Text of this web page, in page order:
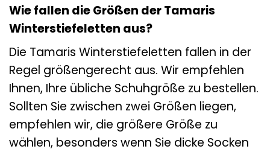
Wie fallen die Größen der Tamaris
Winterstiefeletten aus?
Die Tamaris Winterstiefeletten fallen in der
Regel größengerecht aus. Wir empfehlen
Ihnen, Ihre übliche Schuhgröße zu bestellen.
Sollten Sie zwischen zwei Größen liegen,
empfehlen wir, die größere Größe zu
wählen, besonders wenn Sie dicke Socken